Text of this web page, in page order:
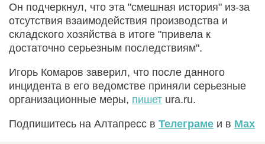
Он подчеркнул, что эта "смешная история" из-за
отсутствия взаимодействия производства и
складского хозяйства в итоге "привела к
достаточно серьезным последствиям".
Игорь Комаров заверил, что после данного
инцидента в его ведомстве приняли серьезные
организационные меры, пишет ura.ru.
Подпишитесь на Алтапресс в Телеграме и в Max